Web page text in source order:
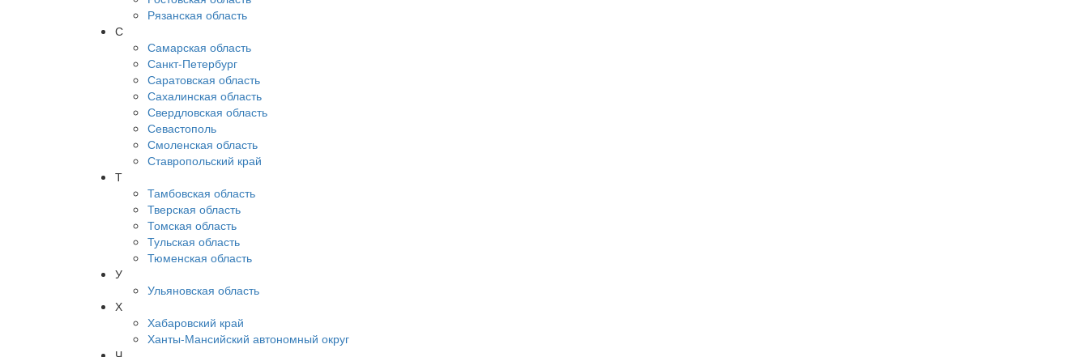
Рязанская область
С
Самарская область
Санкт-Петербург
Саратовская область
Сахалинская область
Свердловская область
Севастополь
Смоленская область
Ставропольский край
Т
Тамбовская область
Тверская область
Томская область
Тульская область
Тюменская область
У
Ульяновская область
Х
Хабаровский край
Ханты-Мансийский автономный округ